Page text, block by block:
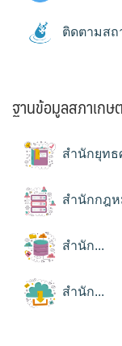
ติดตามส
ฐานข้อมูลสภาเก
สำนักยุทธ
สำนักกฎห
สำนัก...
สำนัก...